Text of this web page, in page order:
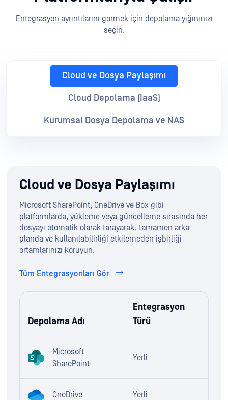
Entegrasyon ayrıntılarını görmek için depolama yığınınızı
seçin.
Cloud ve Dosya Paylaşımı
Cloud Depolama (IaaS)
Kurumsal Dosya Depolama ve NAS
Cloud ve Dosya Paylaşımı
Microsoft SharePoint, OneDrive ve Box gibi
platformlarda, yükleme veya güncelleme sırasında her
dosyayı otomatik olarak tarayarak, tamamen arka
planda ve kullanılabilirliği etkilemeden işbirliği
ortamlarınızı koruyun.
Tüm Entegrasyonları Gör
Depolama Adı
Entegrasyon
Türü
Microsoft
SharePoint
Yerli
OneDrive Yerli